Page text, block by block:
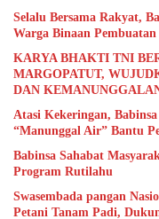
Selalu Bersama Rakyat,
Warga Binaan
KARYA BHAKTI TNI
MARGOPATUT,
DAN
Atasi Kekeringan,
“Manunggal Air” Bantu
Babinsa Sahabat
Program Rutilahu
Swasembada pangan
Petani Tanam Padi,